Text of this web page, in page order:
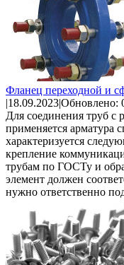
Фланец переходной и
|18.09.2023|Обновлено:
Для соединения труб с
применяется арматура
характеризуется
крепление
трубам по ГОСТу и
элемент должен
нужно ответственно